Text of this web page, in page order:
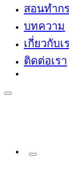
สอนทำก
บทความ
เกี่ยวกับเ
ติดต่อเรา